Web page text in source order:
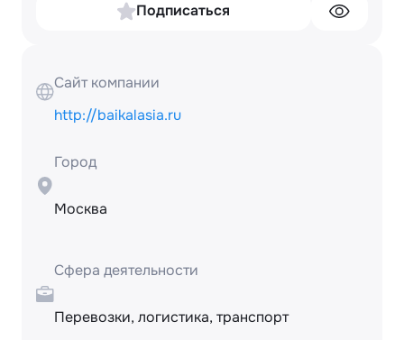
Подписаться
Сайт компании
http://baikalasia.ru
Город
Москва
Сфера деятельности
Перевозки, логистика, транспорт